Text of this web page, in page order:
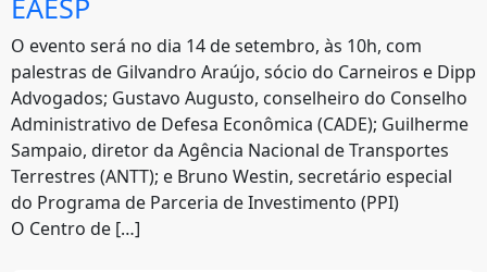
EAESP
O evento será no dia 14 de setembro, às 10h, com
palestras de Gilvandro Araújo, sócio do Carneiros e Dipp
Advogados; Gustavo Augusto, conselheiro do Conselho
Administrativo de Defesa Econômica (CADE); Guilherme
Sampaio, diretor da Agência Nacional de Transportes
Terrestres (ANTT); e Bruno Westin, secretário especial
do Programa de Parceria de Investimento (PPI)
O Centro de […]